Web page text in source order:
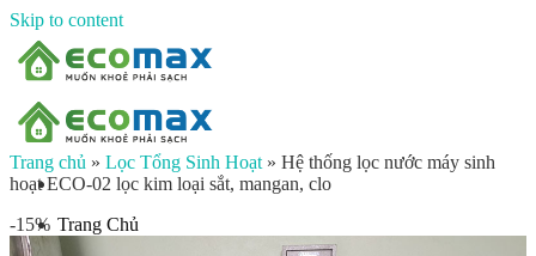
Skip to content
Trang Chủ
Giới thiệu
Trang chủ » Lọc Tổng Sinh Hoạt » Hệ thống lọc nước máy sinh
hoạt ECO-02 lọc kim loại sắt, mangan, clo
-15%